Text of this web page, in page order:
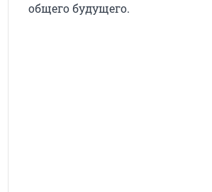
общего будущего.